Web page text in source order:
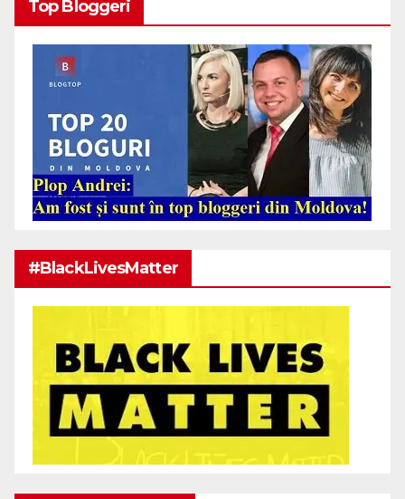
Top Bloggeri
#BlackLivesMatter